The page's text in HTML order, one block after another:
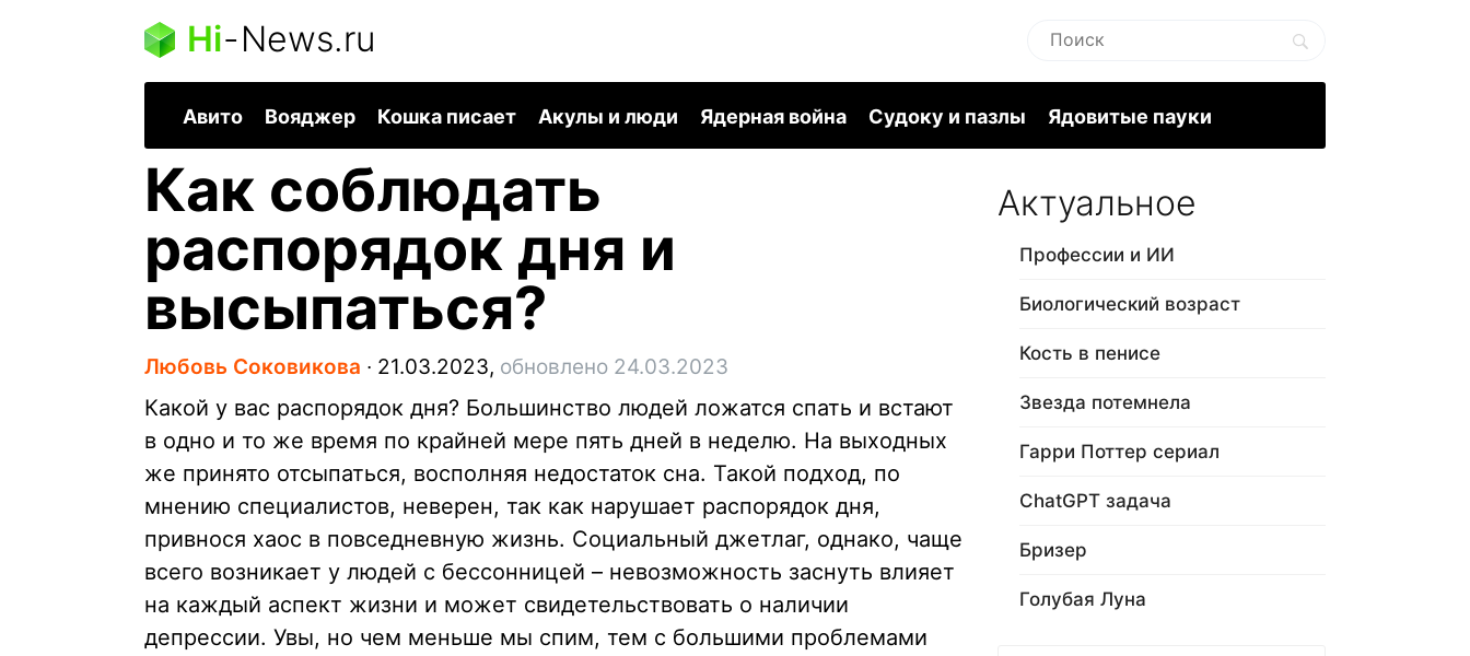
Hi-News.ru
Авито Вояджер Кошка писает Акулы и люди Ядерная война Судоку и пазлы Ядовитые пауки
Как соблюдать
распорядок дня и
высыпаться?
Любовь Соковикова ∙ 21.03.2023, обновлено 24.03.2023
Какой у вас распорядок дня? Большинство людей ложатся спать и встают
в одно и то же время по крайней мере пять дней в неделю. На выходных
же принято отсыпаться, восполняя недостаток сна. Такой подход, по
мнению специалистов, неверен, так как нарушает распорядок дня,
привнося хаос в повседневную жизнь. Социальный джетлаг, однако, чаще
всего возникает у людей с бессонницей – невозможность заснуть влияет
на каждый аспект жизни и может свидетельствовать о наличии
депрессии. Увы, но чем меньше мы спим, тем с большими проблемами
Актуальное
Профессии и ИИ
Биологический возраст
Кость в пенисе
Звезда потемнела
Гарри Поттер сериал
ChatGPT задача
Бризер
Голубая Луна